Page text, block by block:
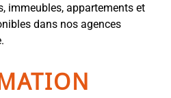
immeubles, appartements et
dans nos agences